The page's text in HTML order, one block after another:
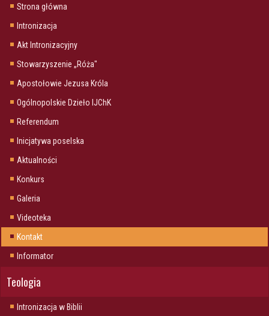
Strona główna
Intronizacja
Akt Intronizacyjny
Stowarzyszenie „Róża"
Apostołowie Jezusa Króla
Ogólnopolskie Dzieło IJChK
Referendum
Inicjatywa poselska
Aktualności
Konkurs
Galeria
Videoteka
Kontakt
Informator
Teologia
Intronizacja w Biblii